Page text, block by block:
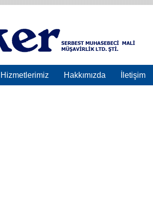
Hizmetlerimiz Hakkımızda İletişim